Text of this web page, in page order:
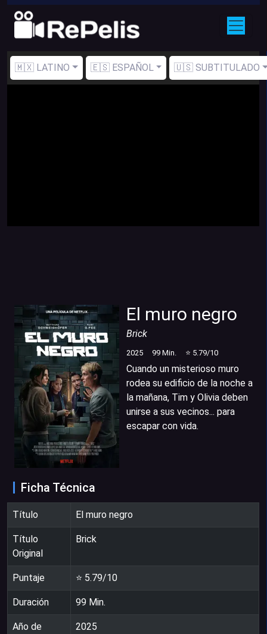
🇲🇽 LATINO 🇪🇸 ESPAÑOL 🇺🇸 SUBTITULADO
El muro negro
Brick
2025 99 Min. ⭐ 5.79/10
Cuando un misterioso muro
rodea su edificio de la noche a
la mañana, Tim y Olivia deben
unirse a sus vecinos... para
escapar con vida.
Ficha Técnica
Título El muro negro
Título
Original
Brick
Puntaje ⭐ 5.79/10
Duración 99 Min.
Año de
2025